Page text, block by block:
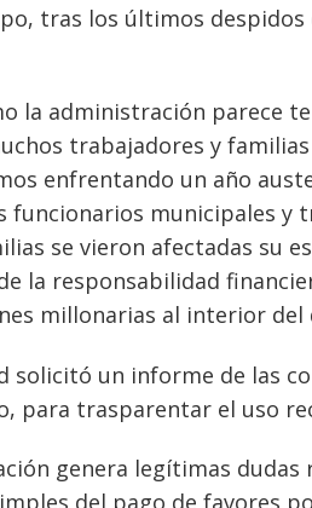
tras los últimos despidos
la administración parece
trabajadores y
enfrentando un año
funcionarios municipales y
se vieron afectadas su
la responsabilidad
millonarias al interior del
solicitó un informe de las
para trasparentar el uso
genera legítimas